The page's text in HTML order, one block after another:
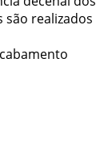
são realizados